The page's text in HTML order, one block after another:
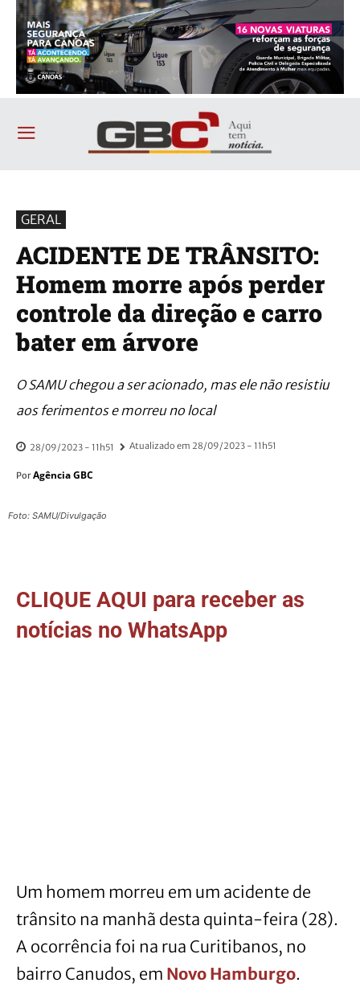
GERAL
ACIDENTE DE TRÂNSITO:
Homem morre após perder
controle da direção e carro
bater em árvore
O SAMU chegou a ser acionado, mas ele não resistiu
aos ferimentos e morreu no local
28/09/2023 - 11h51 Atualizado em 28/09/2023 - 11h51
Por Agência GBC
Foto: SAMU/Divulgação
CLIQUE AQUI para receber as
notícias no WhatsApp
Um homem morreu em um acidente de
trânsito na manhã desta quinta-feira (28).
A ocorrência foi na rua Curitibanos, no
bairro Canudos, em Novo Hamburgo.